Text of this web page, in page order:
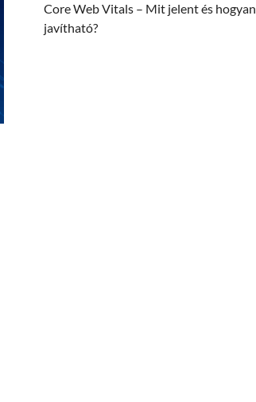
Core Web Vitals – Mit jelent és hogyan
javítható?